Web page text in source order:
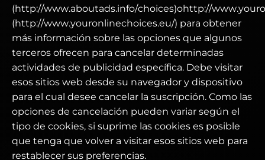
(http://www.aboutads.info/choices)ohttp://
(http://www.youronlinechoices.eu/) para obtener
más información sobre las opciones que algunos
terceros ofrecen para cancelar determinadas
actividades de publicidad específica. Debe visitar
esos sitios web desde su navegador y dispositivo
para el cual desee cancelar la suscripción. Como las
opciones de cancelación pueden variar según el
tipo de cookies, si suprime las cookies es posible
que tenga que volver a visitar esos sitios web para
restablecer sus preferencias.